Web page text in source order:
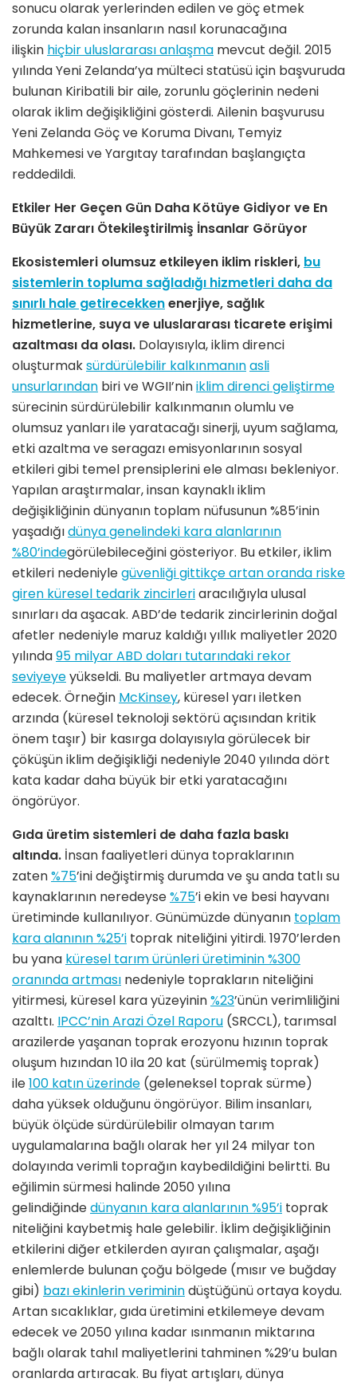
sonucu olarak yerlerinden edilen ve göç etmek
zorunda kalan insanların nasıl korunacağına
ilişkin hiçbir uluslararası anlaşma mevcut değil. 2015
yılında Yeni Zelanda’ya mülteci statüsü için başvuruda
bulunan Kiribatili bir aile, zorunlu göçlerinin nedeni
olarak iklim değişikliğini gösterdi. Ailenin başvurusu
Yeni Zelanda Göç ve Koruma Divanı, Temyiz
Mahkemesi ve Yargıtay tarafından başlangıçta
reddedildi.
Etkiler Her Geçen Gün Daha Kötüye Gidiyor ve En
Büyük Zararı Ötekileştirilmiş İnsanlar Görüyor
Ekosistemleri olumsuz etkileyen iklim riskleri, bu
sistemlerin topluma sağladığı hizmetleri daha da
sınırlı hale getirecekkenenerjiye, sağlık
hizmetlerine, suya ve uluslararası ticarete erişimi
azaltması da olası. Dolayısıyla, iklim direnci
oluşturmaksürdürülebilir kalkınmanınasli
unsurlarından biri ve WGII’niniklim direnci geliştirme
sürecinin sürdürülebilir kalkınmanın olumlu ve
olumsuz yanları ile yaratacağı sinerji, uyum sağlama,
etki azaltma ve seragazı emisyonlarının sosyal
etkileri gibi temel prensiplerini ele alması bekleniyor.
Yapılan araştırmalar, insan kaynaklı iklim
değişikliğinin dünyanın toplam nüfusunun %85’inin
yaşadığıdünya genelindeki kara alanlarının
%80’indegörülebileceğini gösteriyor. Bu etkiler, iklim
etkileri nedeniylegüvenliği gittikçe artan oranda riske
giren küresel tedarik zincirleriaracılığıyla ulusal
sınırları da aşacak. ABD’de tedarik zincirlerinin doğal
afetler nedeniyle maruz kaldığı yıllık maliyetler 2020
yılında95 milyar ABD doları tutarındaki rekor
seviyeyeyükseldi. Bu maliyetler artmaya devam
edecek. Örneğin McKinsey, küresel yarı iletken
arzında (küresel teknoloji sektörü açısından kritik
önem taşır) bir kasırga dolayısıyla görülecek bir
çöküşün iklim değişikliği nedeniyle 2040 yılında dört
kata kadar daha büyük bir etki yaratacağını
öngörüyor.
Gıda üretim sistemleri de daha fazla baskı
altında. İnsan faaliyetleri dünya topraklarının
zaten%75’ini değiştirmiş durumda ve şu anda tatlı su
kaynaklarının neredeyse%75’i ekin ve besi hayvanı
üretiminde kullanılıyor. Günümüzde dünyanın toplam
kara alanının %25’i toprak niteliğini yitirdi. 1970’lerden
bu yana küresel tarım ürünleri üretiminin %300
oranında artması nedeniyle toprakların niteliğini
yitirmesi, küresel kara yüzeyinin%23’ünün verimliliğini
azalttı. IPCC’nin Arazi Özel Raporu (SRCCL), tarımsal
arazilerde yaşanan toprak erozyonu hızının toprak
oluşum hızından 10 ila 20 kat (sürülmemiş toprak)
ile100 katın üzerinde (geleneksel toprak sürme)
daha yüksek olduğunu öngörüyor. Bilim insanları,
büyük ölçüde sürdürülebilir olmayan tarım
uygulamalarına bağlı olarak her yıl 24 milyar ton
dolayında verimli toprağın kaybedildiğini belirtti. Bu
eğilimin sürmesi halinde 2050 yılına
gelindiğindedünyanın kara alanlarının %95’i toprak
niteliğini kaybetmiş hale gelebilir. İklim değişikliğinin
etkilerini diğer etkilerden ayıran çalışmalar, aşağı
enlemlerde bulunan çoğu bölgede (mısır ve buğday
gibi) bazı ekinlerin veriminindüştüğünü ortaya koydu.
Artan sıcaklıklar, gıda üretimini etkilemeye devam
edecek ve 2050 yılına kadar ısınmanın miktarına
bağlı olarak tahıl maliyetlerini tahminen %29’u bulan
oranlarda artıracak. Bu fiyat artışları, dünya